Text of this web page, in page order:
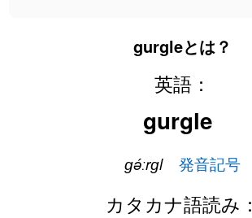
gurgleとは？
英語：
gurgle
ɡə́ːrɡl 発音記号
カタカナ語読み：